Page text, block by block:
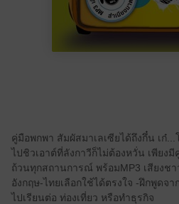
คู่มือพกพา สัมผัสมาเลเซียได้ถึงกึ๋น เก๋
ไปชิวเอาต์ที่ลังกาวีก็ไม่ต้องหวั่น เพีย
ถ้วนทุกสถานการณ์ พร้อมMP3 เสียงช
อังกฤษ-ไทยเลือกใช้ได้ตรงใจ -ฝึกพูดจ
ไปเรียนต่อ ท่องเที่ยว หรือทำธุรกิจ